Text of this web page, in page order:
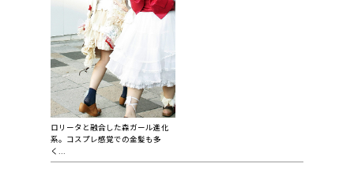
ロリータと融合した森ガール進化
系。コスプレ感覚での金髪も多
く...